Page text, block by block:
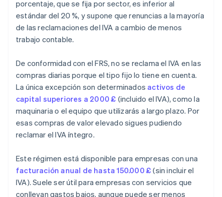
porcentaje, que se fija por sector, es inferior al
estándar del 20 %, y supone que renuncias a la mayoría
de las reclamaciones del IVA a cambio de menos
trabajo contable.
De conformidad con el FRS, no se reclama el IVA en las
compras diarias porque el tipo fijo lo tiene en cuenta.
La única excepción son determinados activos de
capital superiores a 2000 £ (incluido el IVA), como la
maquinaria o el equipo que utilizarás a largo plazo. Por
esas compras de valor elevado sigues pudiendo
reclamar el IVA íntegro.
Este régimen está disponible para empresas con una
facturación anual de hasta 150.000 £ (sin incluir el
IVA). Suele ser útil para empresas con servicios que
conllevan gastos bajos, aunque puede ser menos